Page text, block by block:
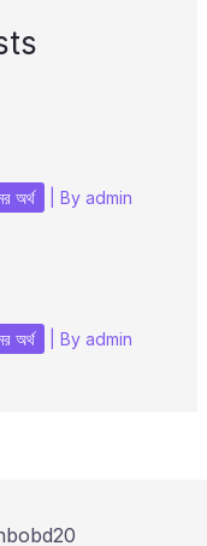
অর্থ | By admin
অর্থ | By admin